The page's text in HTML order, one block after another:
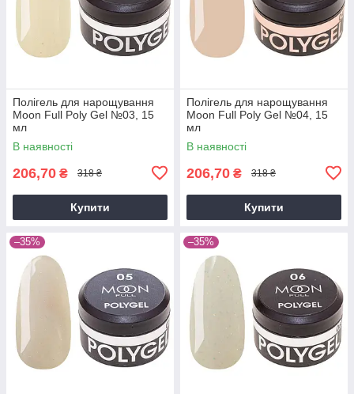
Полігель для нарощування
Moon Full Poly Gel №03, 15
мл
В наявності
206,70 ₴ 318 ₴
Купити
Полігель для нарощування
Moon Full Poly Gel №04, 15
мл
В наявності
206,70 ₴ 318 ₴
Купити
–35% –35%